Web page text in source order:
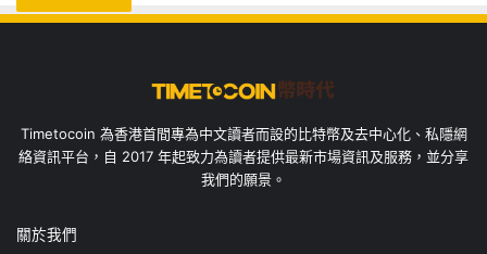
Timetocoin 為香港首間專為中文讀者而設的比特幣及去中心化、私隱網
絡資訊平台，自 2017 年起致力為讀者提供最新市場資訊及服務，並分享
我們的願景。
關於我們